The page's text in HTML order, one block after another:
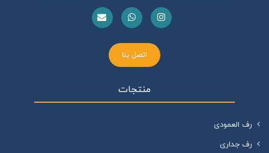
اتصل بنا
منتجات
رف العمودی
رف جداری